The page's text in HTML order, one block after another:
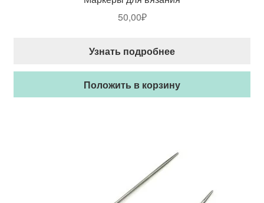
50,00₽
Узнать подробнее
Положить в корзину